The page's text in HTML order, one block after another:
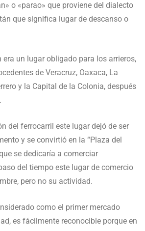
o «parao» que proviene del dialecto
que significa lugar de descanso o
era un lugar obligado para los arrieros,
de Veracruz, Oaxaca, La
y la Capital de la Colonia, después
del ferrocarril este lugar dejó de ser
y se convirtió en la “Plaza del
se dedicaría a comerciar
del tiempo este lugar de comercio
pero no su actividad.
como el primer mercado
es fácilmente reconocible porque en